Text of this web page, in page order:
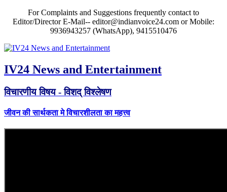
For Complaints and Suggestions frequently contact to
Editor/Director E-Mail-- editor@indianvoice24.com or Mobile:
9936943257 (WhatsApp), 9415510476
IV24 News and Entertainment
विचारणीय विषय - विशद् विश्लेषण
जीवन की सार्थकता मे विचारशीलता का महत्त्व